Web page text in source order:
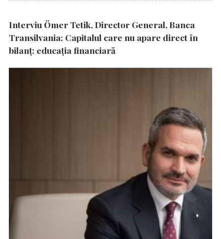
Interviu Ömer Tetik, Director General, Banca
Transilvania: Capitalul care nu apare direct în
bilanț: educația financiară